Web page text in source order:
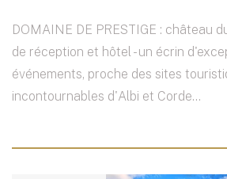
DOMAINE DE PRESTIGE : château
de réception et hôtel - un écrin
événements, proche des sites
incontournables d'Albi et Corde...